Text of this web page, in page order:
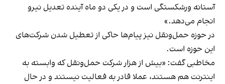
آستانه ورشکستگی است و در یکی دو ماه آینده تعدیل نیرو
انجام می‌دهد.»
در حوزه حمل‌ونقل نیز پیام‌ها حاکی از تعطیل شدن شرکت‌های
این حوزه است.
مخاطبی گفت: «بیش از هزار شرکت حمل‌ونقل که وابسته به
اینترنت هم هستند، عملا قادر به فعالیت نیستند و در حال